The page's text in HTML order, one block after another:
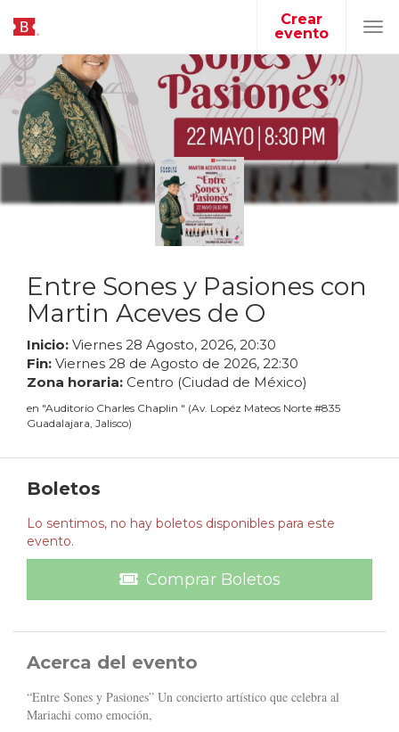
Crear
evento
Entre Sones y Pasiones con
Martin Aceves de O
Inicio: Viernes 28 Agosto, 2026, 20:30
Fin: Viernes 28 de Agosto de 2026, 22:30
Zona horaria: Centro (Ciudad de México)
en "Auditorio Charles Chaplin " (Av. Lopéz Mateos Norte #835
Guadalajara, Jalisco)
Boletos
Lo sentimos, no hay boletos disponibles para este
evento.
Comprar Boletos
Acerca del evento
“Entre Sones y Pasiones” Un concierto artístico que celebra al
Mariachi como emoción,